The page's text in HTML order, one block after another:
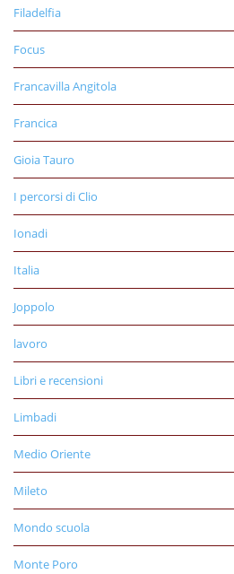
Filadelfia
Focus
Francavilla Angitola
Francica
Gioia Tauro
I percorsi di Clio
Ionadi
Italia
Joppolo
lavoro
Libri e recensioni
Limbadi
Medio Oriente
Mileto
Mondo scuola
Monte Poro